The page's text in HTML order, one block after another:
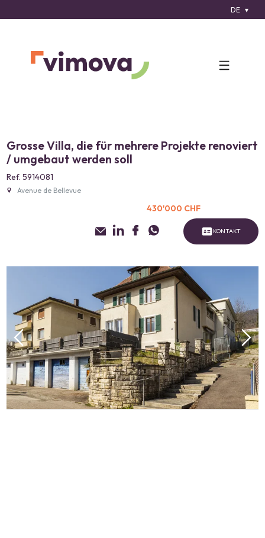
DE
Grosse Villa, die für mehrere Projekte renoviert
/ umgebaut werden soll
Ref. 5914081
Avenue de Bellevue
430'000 CHF
KONTAKT